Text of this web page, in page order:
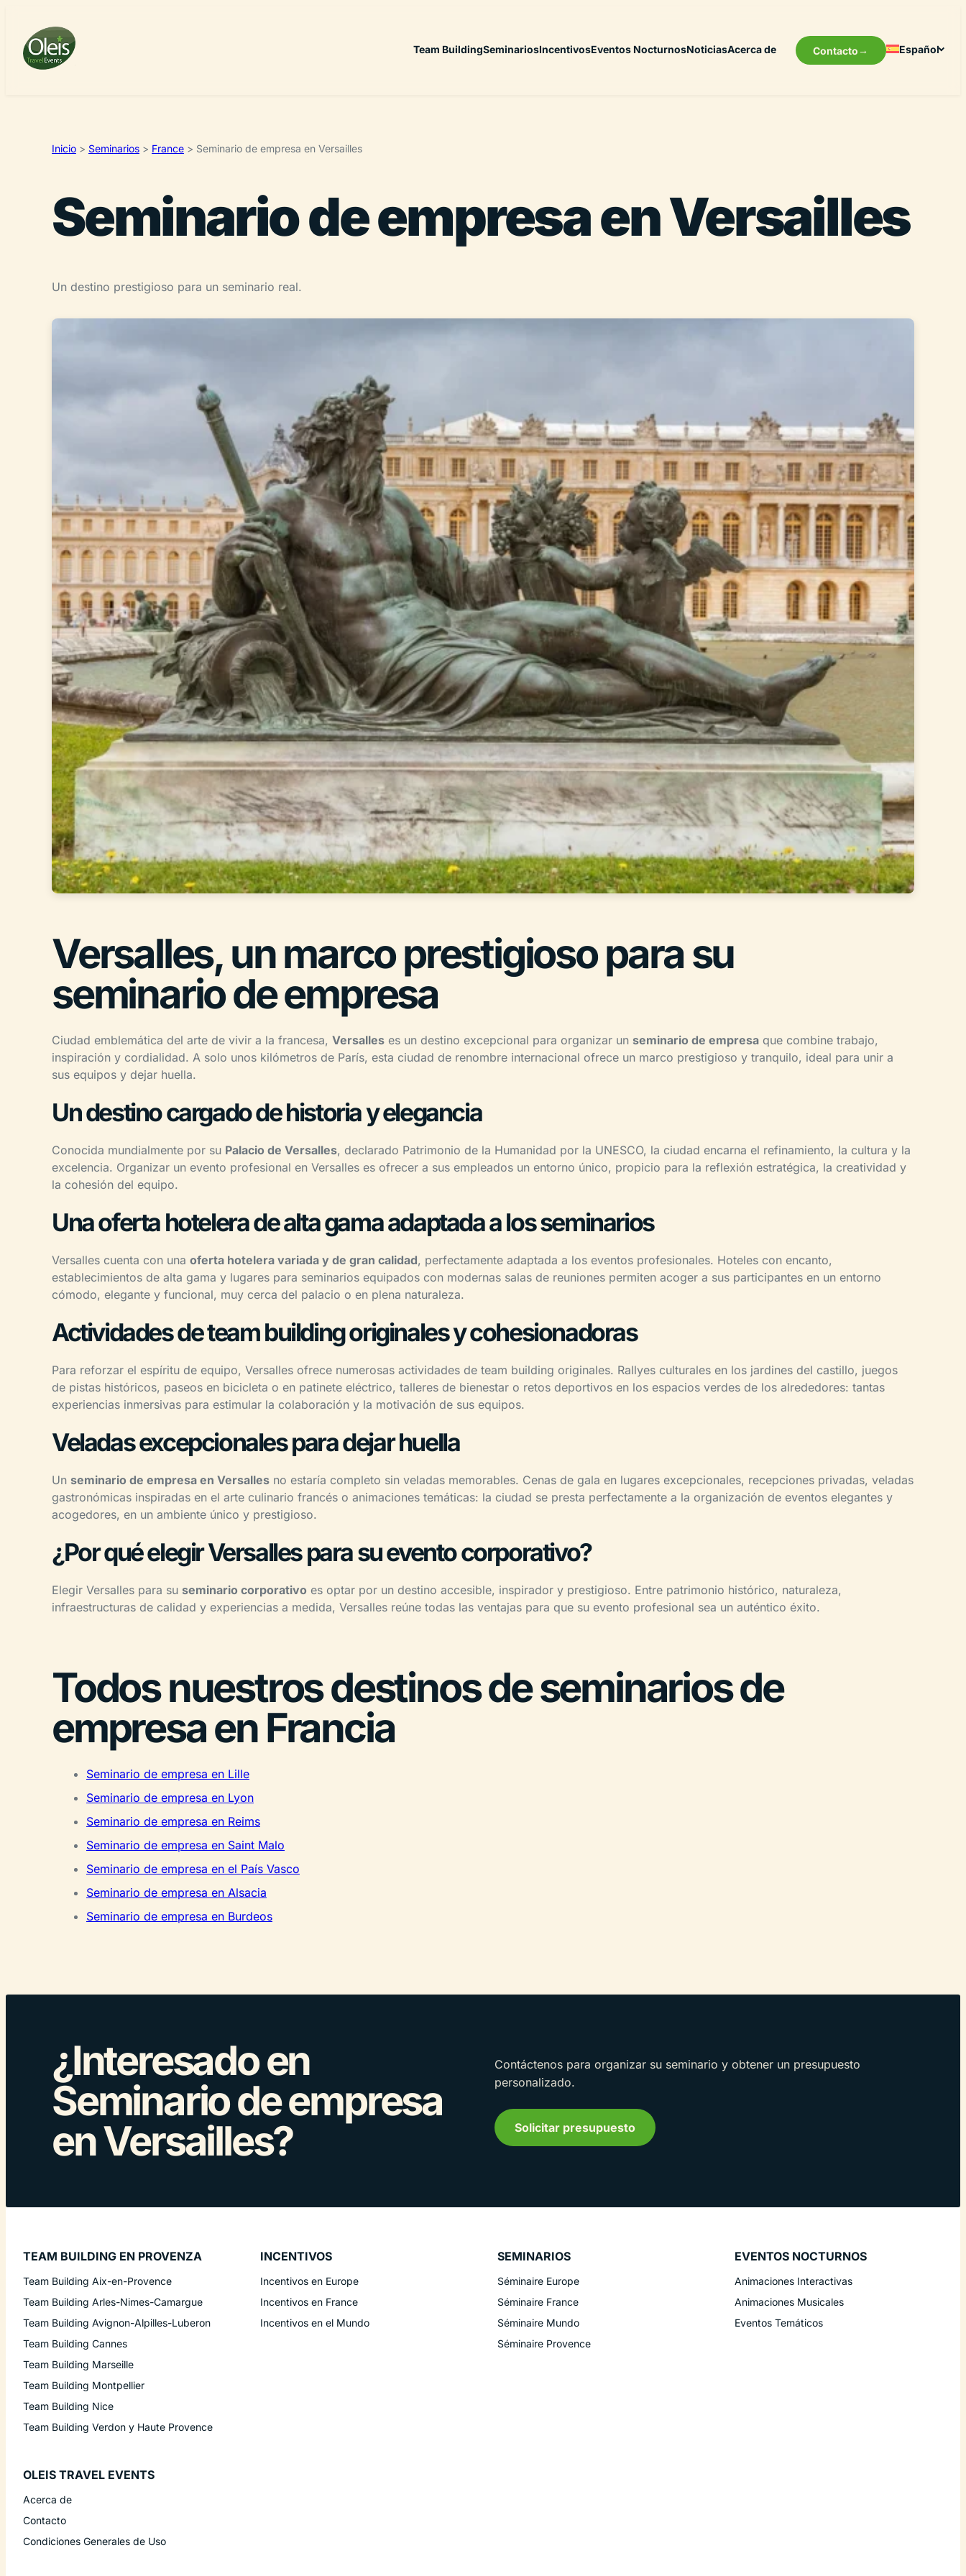
Team BuildingSeminariosIncentivosEventos NocturnosNoticiasAcerca de Contacto Español
Inicio > Seminarios > France > Seminario de empresa en Versailles
Seminario de empresa en Versailles
Un destino prestigioso para un seminario real.
Versalles, un marco prestigioso para su
seminario de empresa
Ciudad emblemática del arte de vivir a la francesa, Versalles es un destino excepcional para organizar un seminario de empresa que combine trabajo,
inspiración y cordialidad. A solo unos kilómetros de París, esta ciudad de renombre internacional ofrece un marco prestigioso y tranquilo, ideal para unir a
sus equipos y dejar huella.
Un destino cargado de historia y elegancia
Conocida mundialmente por su Palacio de Versalles, declarado Patrimonio de la Humanidad por la UNESCO, la ciudad encarna el refinamiento, la cultura y la
excelencia. Organizar un evento profesional en Versalles es ofrecer a sus empleados un entorno único, propicio para la reflexión estratégica, la creatividad y
la cohesión del equipo.
Una oferta hotelera de alta gama adaptada a los seminarios
Versalles cuenta con una oferta hotelera variada y de gran calidad, perfectamente adaptada a los eventos profesionales. Hoteles con encanto,
establecimientos de alta gama y lugares para seminarios equipados con modernas salas de reuniones permiten acoger a sus participantes en un entorno
cómodo, elegante y funcional, muy cerca del palacio o en plena naturaleza.
Actividades de team building originales y cohesionadoras
Para reforzar el espíritu de equipo, Versalles ofrece numerosas actividades de team building originales. Rallyes culturales en los jardines del castillo, juegos
de pistas históricos, paseos en bicicleta o en patinete eléctrico, talleres de bienestar o retos deportivos en los espacios verdes de los alrededores: tantas
experiencias inmersivas para estimular la colaboración y la motivación de sus equipos.
Veladas excepcionales para dejar huella
Un seminario de empresa en Versalles no estaría completo sin veladas memorables. Cenas de gala en lugares excepcionales, recepciones privadas, veladas
gastronómicas inspiradas en el arte culinario francés o animaciones temáticas: la ciudad se presta perfectamente a la organización de eventos elegantes y
acogedores, en un ambiente único y prestigioso.
¿Por qué elegir Versalles para su evento corporativo?
Elegir Versalles para su seminario corporativo es optar por un destino accesible, inspirador y prestigioso. Entre patrimonio histórico, naturaleza,
infraestructuras de calidad y experiencias a medida, Versalles reúne todas las ventajas para que su evento profesional sea un auténtico éxito.
Todos nuestros destinos de seminarios de
empresa en Francia
Seminario de empresa en Lille
Seminario de empresa en Lyon
Seminario de empresa en Reims
Seminario de empresa en Saint Malo
Seminario de empresa en el País Vasco
Seminario de empresa en Alsacia
Seminario de empresa en Burdeos
¿Interesado en
Seminario de empresa
en Versailles?
Contáctenos para organizar su seminario y obtener un presupuesto
personalizado.
Solicitar presupuesto
TEAM BUILDING EN PROVENZA
Team Building Aix-en-Provence
Team Building Arles-Nimes-Camargue
Team Building Avignon-Alpilles-Luberon
Team Building Cannes
Team Building Marseille
Team Building Montpellier
Team Building Nice
Team Building Verdon y Haute Provence
INCENTIVOS
Incentivos en Europe
Incentivos en France
Incentivos en el Mundo
SEMINARIOS
Séminaire Europe
Séminaire France
Séminaire Mundo
Séminaire Provence
EVENTOS NOCTURNOS
Animaciones Interactivas
Animaciones Musicales
Eventos Temáticos
OLEIS TRAVEL EVENTS
Acerca de
Contacto
Condiciones Generales de Uso